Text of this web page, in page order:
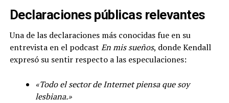
Declaraciones públicas relevantes
Una de las declaraciones más conocidas fue en su
entrevista en el podcast En mis sueños, donde Kendall
expresó su sentir respecto a las especulaciones:
«Todo el sector de Internet piensa que soy
lesbiana.»